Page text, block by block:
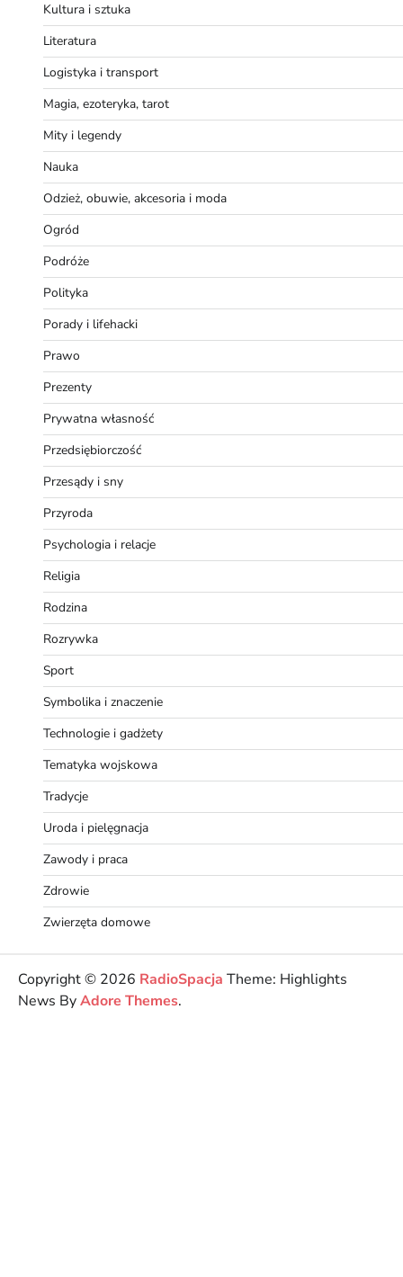
Kultura i sztuka
Literatura
Logistyka i transport
Magia, ezoteryka, tarot
Mity i legendy
Nauka
Odzież, obuwie, akcesoria i moda
Ogród
Podróże
Polityka
Porady i lifehacki
Prawo
Prezenty
Prywatna własność
Przedsiębiorczość
Przesądy i sny
Przyroda
Psychologia i relacje
Religia
Rodzina
Rozrywka
Sport
Symbolika i znaczenie
Technologie i gadżety
Tematyka wojskowa
Tradycje
Uroda i pielęgnacja
Zawody i praca
Zdrowie
Zwierzęta domowe
Copyright © 2026 RadioSpacja Theme: Highlights
News ByAdore Themes.